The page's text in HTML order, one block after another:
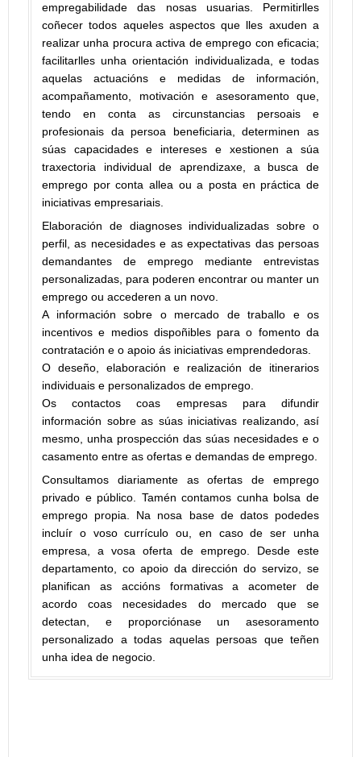
empregabilidade das nosas usuarias. Permitirlles
coñecer todos aqueles aspectos que lles axuden a
realizar unha procura activa de emprego con eficacia;
facilitarlles unha orientación individualizada, e todas
aquelas actuacións e medidas de información,
acompañamento, motivación e asesoramento que,
tendo en conta as circunstancias persoais e
profesionais da persoa beneficiaria, determinen as
súas capacidades e intereses e xestionen a súa
traxectoria individual de aprendizaxe, a busca de
emprego por conta allea ou a posta en práctica de
iniciativas empresariais.
Elaboración de diagnoses individualizadas sobre o
perfil, as necesidades e as expectativas das persoas
demandantes de emprego mediante entrevistas
personalizadas, para poderen encontrar ou manter un
emprego ou accederen a un novo.
A información sobre o mercado de traballo e os
incentivos e medios dispoñibles para o fomento da
contratación e o apoio ás iniciativas emprendedoras.
O deseño, elaboración e realización de itinerarios
individuais e personalizados de emprego.
Os contactos coas empresas para difundir
información sobre as súas iniciativas realizando, así
mesmo, unha prospección das súas necesidades e o
casamento entre as ofertas e demandas de emprego.
Consultamos diariamente as ofertas de emprego
privado e público. Tamén contamos cunha bolsa de
emprego propia. Na nosa base de datos podedes
incluír o voso currículo ou, en caso de ser unha
empresa, a vosa oferta de emprego. Desde este
departamento, co apoio da dirección do servizo, se
planifican as accións formativas a acometer de
acordo coas necesidades do mercado que se
detectan, e proporciónase un asesoramento
personalizado a todas aquelas persoas que teñen
unha idea de negocio.